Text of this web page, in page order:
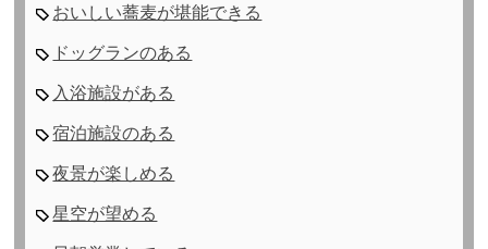
おいしい蕎麦が堪能できる
ドッグランのある
入浴施設がある
宿泊施設のある
夜景が楽しめる
星空が望める